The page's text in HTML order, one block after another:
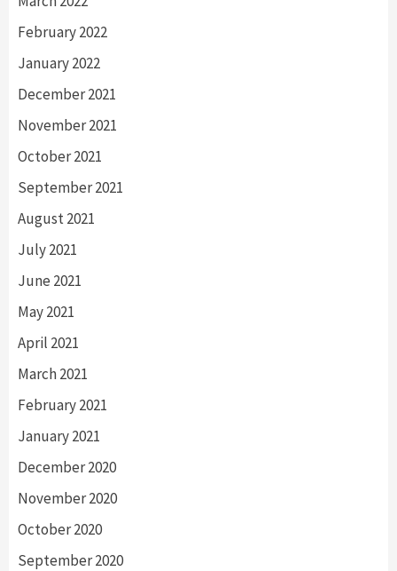
February 2022
January 2022
December 2021
November 2021
October 2021
September 2021
August 2021
July 2021
June 2021
May 2021
April 2021
March 2021
February 2021
January 2021
December 2020
November 2020
October 2020
September 2020